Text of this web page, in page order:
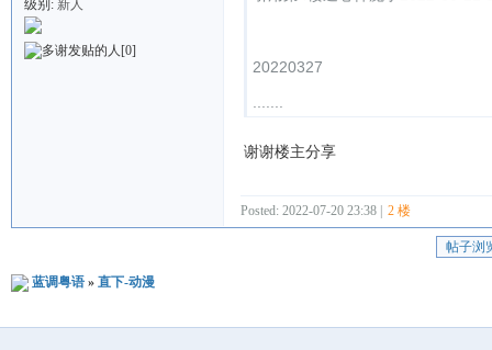
级别: 新人
[0]
20220327
谢谢楼主分享
Posted: 2022-07-20 23:38 | 2 楼
帖子浏
蓝调粤语» 直下-动漫